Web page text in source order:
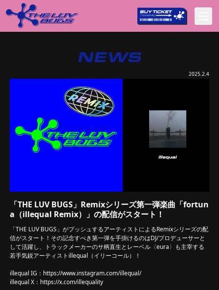
NEWS
2025.2.4
「THE LUV BUGS」Remixシリーズ第一弾楽曲「fortun
a（illequal Remix）」の配信がスタート！
「THE LUV BUGS」がプッシュするアーティストによるRemixシリーズの配
信がスタート！その記念すべき第一弾を手掛けるのはDJ/プロデューサーと
して活躍し、トラックメーカーのサ柄直生とレーベル〈eura〉も主宰する
若手気鋭アーティストillequal（イリーコール）！
illequal IG： https://www.instagram.com/illequal/
illequal X： https://x.com/illequality